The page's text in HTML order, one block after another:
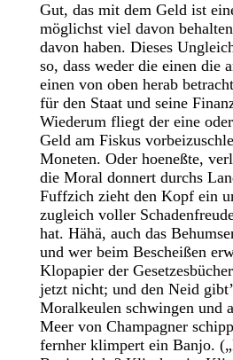
Gut, das mit dem Geld ist
möglichst viel davon
davon haben. Dieses
so, dass weder die einen die
einen von oben herab
für den Staat und seine
Wiederum fliegt der eine
Geld am Fiskus
Moneten. Oder hoeneßte,
die Moral donnert durchs
Fuffzich zieht den Kopf ein
zugleich voller
hat. Hähä, auch das
und wer beim Bescheißen
Klopapier der
jetzt nicht; und den Neid
Moralkeulen schwingen und
Meer von Champagner
fernher klimpert ein Banjo.